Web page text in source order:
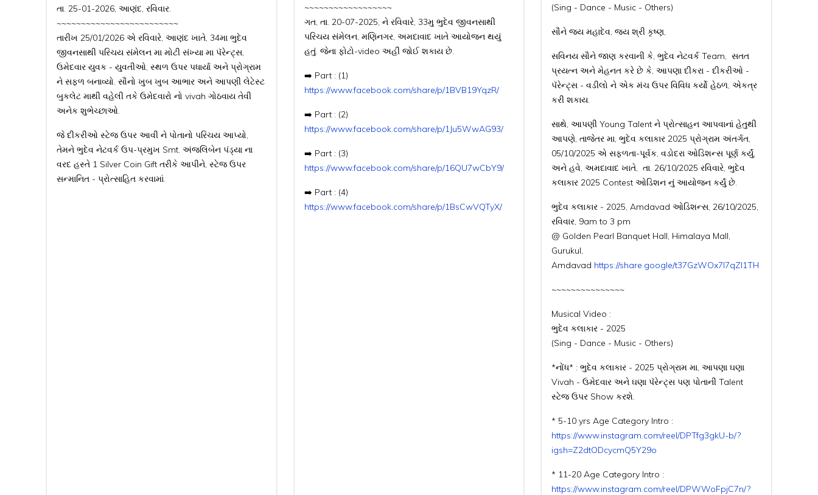
તા. 25-01-2026, આણંદ, રવિવાર.
~~~~~~~~~~~~~~~~~~~~~~~~~
તારીખ 25/01/2026 એ રવિવારે, આણંદ ખાતે, 34મા ભુદેવ
જીવનસાથી પરિચય સંમેલન મા મોટી સંખ્યા મા પૅરેન્ટ્સ,
ઉમેદવાર યુવક - યુવતીઓ, સ્થળ ઉપર પધાર્યા અને પ્રોગ્રામ
ને સફળ બનાવ્યો. સૌનો ખુબ ખુબ આભાર અને આપણી લેટેસ્ટ
બુકલેટ માથી વહેલી તકે ઉમેદવારો નો vivah ગોઠવાય તેવી
અનેક શુભેચ્છાઓ.
જે દીકરીઓ સ્ટેજ ઉપર આવી ને પોતાનો પરિચય આપ્યો,
તેમને ભુદેવ નેટવર્ક ઉપ-પ્રમુખ Smt. અંજલિબેન પંડ્યા ના
વરદ હસ્તે 1 Silver Coin Gift તરીકે આપીને, સ્ટેજ ઉપર
સન્માનિત - પ્રોત્સાહિત કરવામાં.
~~~~~~~~~~~~~~~~~~
ગત, તા. 20-07-2025, ને રવિવારે, 33મુ ભુદેવ જીવનસાથી
પરિચય સંમેલન, મણિનગર, અમદાવાદ ખાતે આયોજન થયું
હતું. જેના ફોટો-video અહીં જોઈ શકાય છે.
➡️ Part : (1)
https://www.facebook.com/share/p/1BVB19YqzR/
➡️ Part : (2)
https://www.facebook.com/share/p/1Ju5WwAG93/
➡️ Part : (3)
https://www.facebook.com/share/p/16QU7wCbY9/
➡️ Part : (4)
https://www.facebook.com/share/p/1BsCwVQTyX/
(Sing - Dance - Music - Others)
સૌને જય મહાદેવ, જય શ્રી કૃષ્ણ,
સવિનય સૌને જાણ કરવાની કે, ભુદેવ નેટવર્ક Team, સતત
પ્રયત્ન અને મેહનત કરે છે કે, આપણા દીકરા - દીકરીઓ -
પૅરેન્ટ્સ - વડીલો ને એક મંચ ઉપર વિવિધ કર્યો હેઠળ, એકત્ર
કરી શકાય.
સાથે, આપણી Young Talent ને પ્રોત્સાહન આપવાનાં હેતુથી
આપણે, તાજેતર મા, ભુદેવ કલાકાર 2025 પ્રોગ્રામ અંતર્ગત,
05/10/2025 એ સફળતા-પૂર્વક, વડોદરા ઓડિશન્સ પૂર્ણ કર્યું,
અને હવે, અમદાવાદ ખાતે, તા. 26/10/2025 રવિવારે, ભુદેવ
કલાકાર 2025 Contest ઓડિશન નું આયોજન કર્યું છે.
ભુદેવ કલાકાર - 2025, Amdavad ઓડિશન્સ, 26/10/2025,
રવિવાર, 9am to 3 pm
@ Golden Pearl Banquet Hall, Himalaya Mall,
Gurukul,
Amdavad https://share.google/t37GzWOx7l7qZI1TH
~~~~~~~~~~~~~~~
Musical Video :
ભુદેવ કલાકાર - 2025
(Sing - Dance - Music - Others)
*નોંધ* : ભુદેવ કલાકાર - 2025 પ્રોગ્રામ મા, આપણા ઘણા
Vivah - ઉમેદવાર અને ઘણા પૅરેન્ટ્સ પણ પોતાની Talent
સ્ટેજ ઉપર Show કરશે.
* 5-10 yrs Age Category Intro :
https://www.instagram.com/reel/DPTfg3gkU-b/?
igsh=Z2dtODcycmQ5Y29o
* 11-20 Age Category Intro :
https://www.instagram.com/reel/DPWWoFpjC7n/?